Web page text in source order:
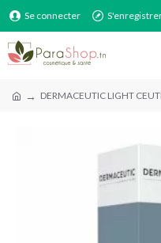
Se connecter
DERMACEUTIC LIGHT